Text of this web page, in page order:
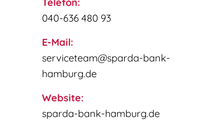
040-636 480 93
E-Mail:
serviceteam@sparda-bank-
hamburg.de
Website:
sparda-bank-hamburg.de